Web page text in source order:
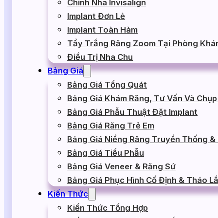
Chỉnh Nha Invisalign
Implant Đơn Lẻ
Implant Toàn Hàm
Tẩy Trắng Răng Zoom Tại Phòng
Điều Trị Nha Chu
Bảng Giá
Bảng Giá Tổng Quát
Bảng Giá Khám Răng, Tư Vấn Và
Bảng Giá Phẫu Thuật Đặt Implant
Bảng Giá Răng Trẻ Em
Bảng Giá Niềng Răng Truyền Thống
Bảng Giá Tiểu Phẫu
Bảng Giá Veneer & Răng Sứ
Bảng Giá Phục Hình Cố Định & Tháo
Kiến Thức
Kiến Thức Tổng Hợp